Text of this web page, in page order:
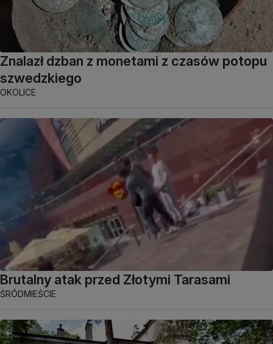
Znalazł dzban z monetami z czasów potopu
szwedzkiego
OKOLICE
Brutalny atak przed Złotymi Tarasami
ŚRÓDMIEŚCIE